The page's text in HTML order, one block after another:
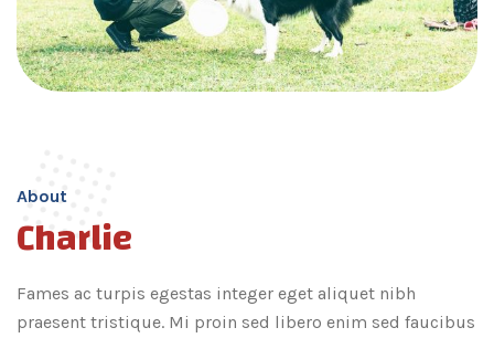
About
Charlie
Fames ac turpis egestas integer eget aliquet nibh
praesent tristique. Mi proin sed libero enim sed faucibus